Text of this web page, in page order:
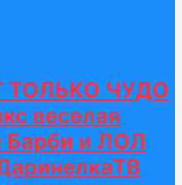
ЧУДО
веселая
Барби и ЛОЛ